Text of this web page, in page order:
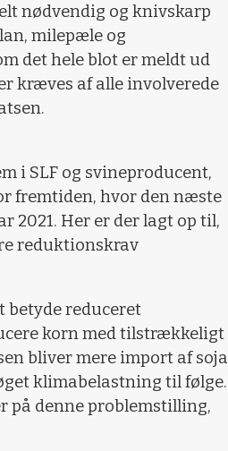
nødvendig og knivskarp
milepæle og
det hele blot er meldt ud
kræves af alle involverede
i SLF og svineproducent,
fremtiden, hvor den næste
2021. Her er der lagt op til,
reduktionskrav
betyde reduceret
korn med tilstrækkeligt
bliver mere import af soja
klimabelastning til følge.
på denne problemstilling,